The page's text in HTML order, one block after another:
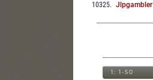
10325. Jlpgambler
1: 1-50